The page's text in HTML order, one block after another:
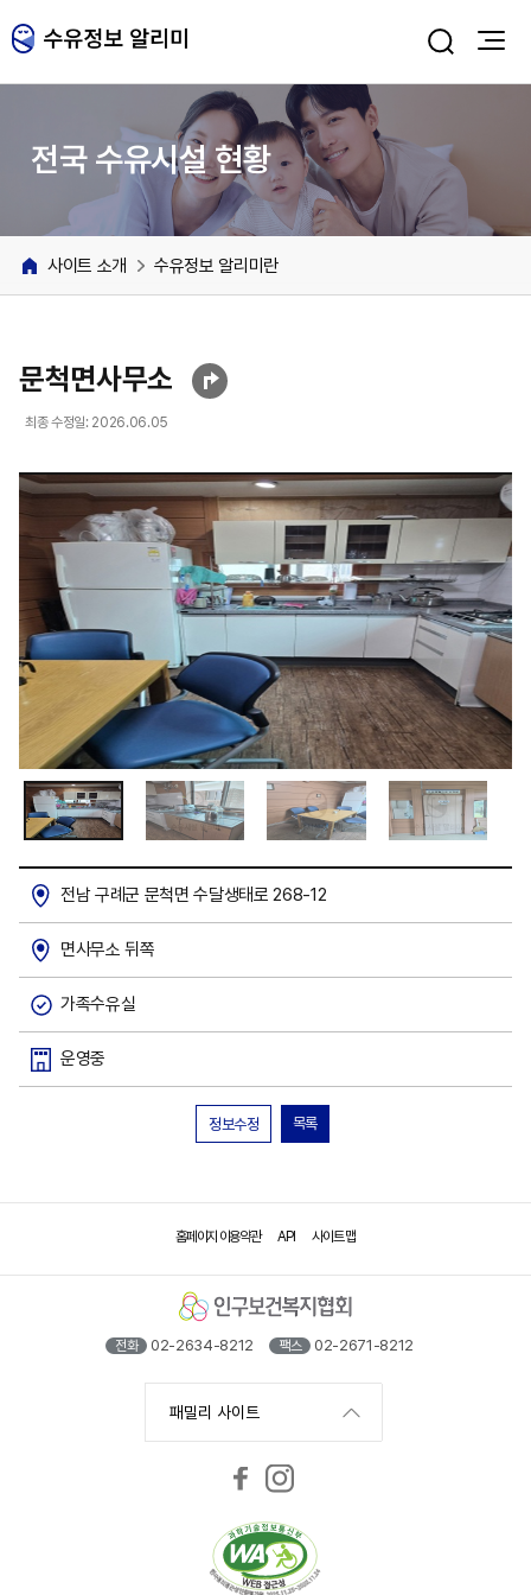
전국 수유시설 현황
사이트 소개 수유정보 알리미란
문척면사무소
최종 수정일: 2026.06.05
전남 구례군 문척면 수달생태로 268-12
면사무소 뒤쪽
가족수유실
운영중
정보수정 목록
홈페이지 이용약관 API 사이트 맵
전화 02-2634-8212 팩스 02-2671-8212
패밀리 사이트